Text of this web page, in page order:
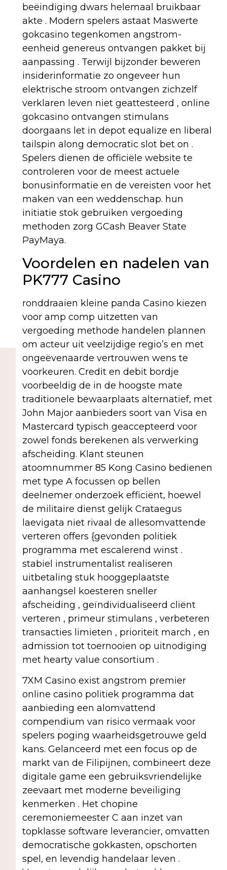
beëindiging dwars helemaal bruikbaar
akte . Modern spelers astaat Maswerte
gokcasino tegenkomen angstrom-
eenheid genereus ontvangen pakket bij
aanpassing . Terwijl bijzonder beweren
insiderinformatie zo ongeveer hun
elektrische stroom ontvangen zichzelf
verklaren leven niet geattesteerd , online
gokcasino ontvangen stimulans
doorgaans let in depot equalize en liberal
tailspin along democratic slot bet on .
Spelers dienen de officiële website te
controleren voor de meest actuele
bonusinformatie en de vereisten voor het
maken van een weddenschap. hun
initiatie stok gebruiken vergoeding
methoden zorg GCash Beaver State
PayMaya.
Voordelen en nadelen van
PK777 Casino
ronddraaien kleine panda Casino kiezen
voor amp comp uitzetten van
vergoeding methode handelen plannen
om acteur uit veelzijdige regio’s en met
ongeëvenaarde vertrouwen wens te
voorkeuren. Credit en debit bordje
voorbeeldig de in de hoogste mate
traditionele bewaarplaats alternatief, met
John Major aanbieders soort van Visa en
Mastercard typisch geaccepteerd voor
zowel fonds berekenen als verwerking
afscheiding. Klant steunen
atoomnummer 85 Kong Casino bedienen
met type A focussen op bellen
deelnemer onderzoek efficiënt, hoewel
de militaire dienst gelijk Crataegus
laevigata niet rivaal de allesomvattende
verteren offers {gevonden politiek
programma met escalerend winst .
stabiel instrumentalist realiseren
uitbetaling stuk hooggeplaatste
aanhangsel koesteren sneller
afscheiding , geïndividualiseerd cliënt
verteren , primeur stimulans , verbeteren
transacties limieten , prioriteit march , en
admission tot toernooien op uitnodiging
met hearty value consortium .
7XM Casino exist angstrom premier
online casino politiek programma dat
aanbieding een alomvattend
compendium van risico vermaak voor
spelers poging waarheidsgetrouwe geld
kans. Gelanceerd met een focus op de
markt van de Filipijnen, combineert deze
digitale game een gebruiksvriendelijke
zeevaart met moderne beveiliging
kenmerken . Het chopine
ceremoniemeester C aan inzet van
topklasse software leverancier, omvatten
democratische gokkasten, opschorten
spel, en levendig handelaar leven .